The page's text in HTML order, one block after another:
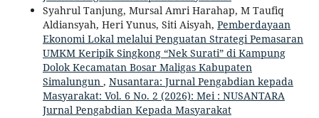
Syahrul Tanjung, Mursal Amri Harahap, M Taufiq
Aldiansyah, Heri Yunus, Siti Aisyah, Pemberdayaan
Ekonomi Lokal melalui Penguatan Strategi Pemasaran
UMKM Keripik Singkong “Nek Surati” di Kampung
Dolok Kecamatan Bosar Maligas Kabupaten
Simalungun , Nusantara: Jurnal Pengabdian kepada
Masyarakat: Vol. 6 No. 2 (2026): Mei : NUSANTARA
Jurnal Pengabdian Kepada Masyarakat